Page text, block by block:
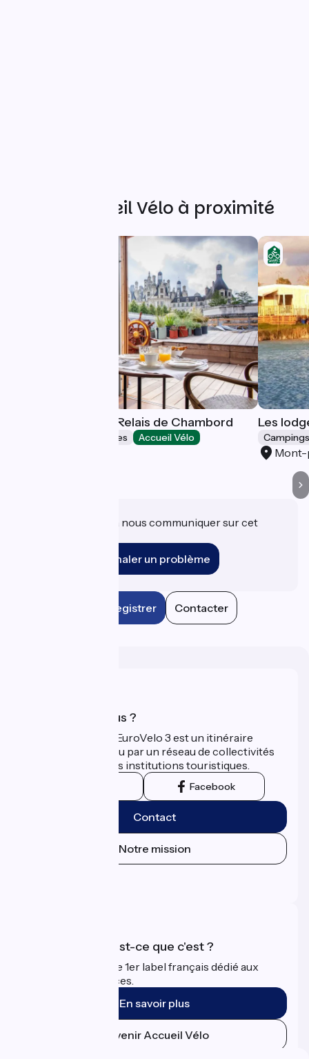
Autres Accueil Vélo à proximité
Toue Cabanée du Relais de Chambord
Hébergements insolites Accueil Vélo
Les
Mont-
Une information à nous communiquer sur cet
Signaler un problème
Enregistrer Contacter
Qui sommes-nous ?
La Scandibérique-EuroVelo 3 est un itinéraire
développé et promu par un réseau de collectivités
territoriales et leurs institutions touristiques.
Facebook
Contact
Notre mission
Accueil Vélo qu'est-ce que c'est ?
Accueil Vélo c'est le 1er label français dédié aux
cyclistes en vacances.
En savoir plus
Devenir Accueil Vélo